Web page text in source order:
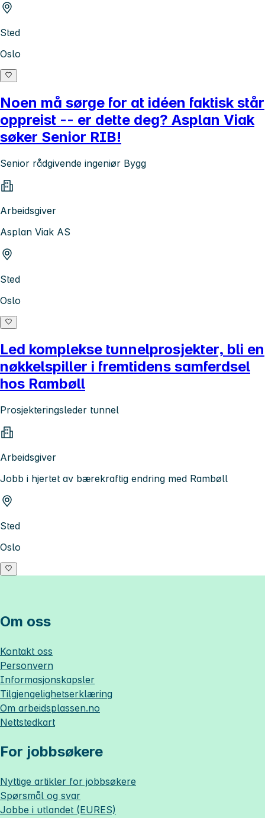
Sted
Oslo
Noen må sørge for at idéen faktisk står
oppreist -- er dette deg? Asplan Viak
søker Senior RIB!
Senior rådgivende ingeniør Bygg
Arbeidsgiver
Asplan Viak AS
Sted
Oslo
Led komplekse tunnelprosjekter, bli en
nøkkelspiller i fremtidens samferdsel
hos Rambøll
Prosjekteringsleder tunnel
Arbeidsgiver
Jobb i hjertet av bærekraftig endring med Rambøll
Sted
Oslo
Om oss
Kontakt oss
Personvern
Informasjonskapsler
Tilgjengelighetserklæring
Om arbeidsplassen.no
Nettstedkart
For jobbsøkere
Nyttige artikler for jobbsøkere
Spørsmål og svar
Jobbe i utlandet (EURES)